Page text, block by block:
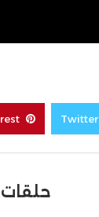
Twitter